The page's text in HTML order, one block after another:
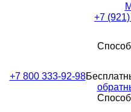
+7
+7 800 333-92-98